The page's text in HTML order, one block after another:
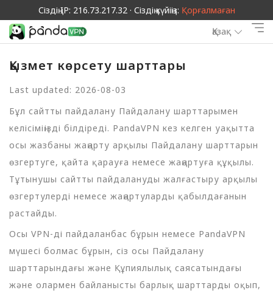
Сіздің IP: 216.73.217.32 · Сіздің күйіңіз: Қорғалмаған
Қазақ
Қызмет көрсету шарттары
Last updated: 2026-08-03
Бұл сайтты пайдалану Пайдалану шарттарымен
келісіміңізді білдіреді. PandaVPN кез келген уақытта
осы жазбаны жаңарту арқылы Пайдалану шарттарын
өзгертуге, қайта қарауға немесе жаңартуға құқылы.
Тұтынушы сайтты пайдалануды жалғастыру арқылы
өзгертулерді немесе жаңартуларды қабылдағанын
растайды.
Осы VPN-ді пайдаланбас бұрын немесе PandaVPN
мүшесі болмас бұрын, сіз осы Пайдалану
шарттарындағы және Құпиялылық саясатындағы
және олармен байланысты барлық шарттарды оқып,